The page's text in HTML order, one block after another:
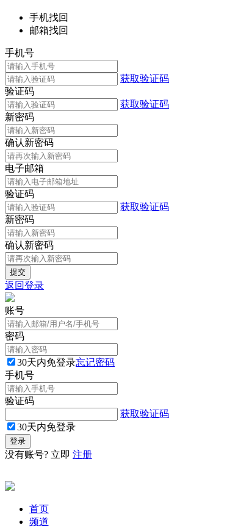
手机找回
邮箱找回
手机号
获取验证码
验证码
获取验证码
新密码
确认新密码
电子邮箱
验证码
获取验证码
新密码
确认新密码
返回登录
账号
密码
30天内免登录忘记密码
手机号
验证码
获取验证码
30天内免登录
没有账号? 立即 注册
首页
频道